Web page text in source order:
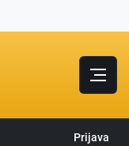
Prijava